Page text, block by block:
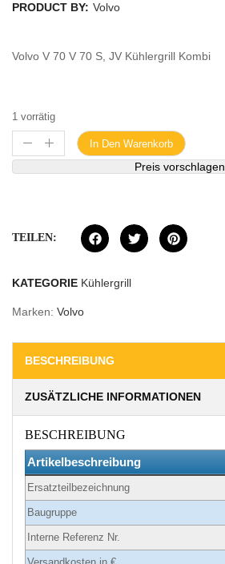
PRODUCT BY: Volvo
Volvo V 70 V 70 S, JV Kühlergrill Kombi
1 vorrätig
In Den Warenkorb
Preis vorschlagen
TEILEN:
KATEGORIE Kühlergrill
Marken: Volvo
BESCHREIBUNG
ZUSÄTZLICHE INFORMATIONEN
BESCHREIBUNG
Artikelbeschreibung
Ersatzteilbezeichnung
Baugruppe
Interne Referenz Nr.